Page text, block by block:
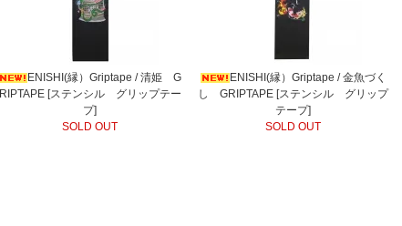
ENISHI(縁）Griptape / 清姫 G
RIPTAPE [ステンシル グリップテー
プ]
SOLD OUT
ENISHI(縁）Griptape / 金魚づく
し GRIPTAPE [ステンシル グリップ
テープ]
SOLD OUT